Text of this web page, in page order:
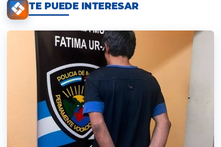
TE PUEDE INTERESAR